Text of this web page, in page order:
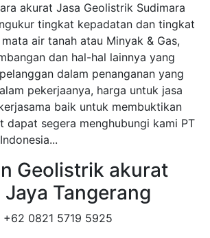
akurat Jasa Geolistrik Sudimara
tingkat kepadatan dan tingkat
air tanah atau Minyak & Gas,
dan hal-hal lainnya yang
dalam penanganan yang
pekerjaanya, harga untuk jasa
baik untuk membuktikan
dapat segera menghubungi kami PT
Geolistrik akurat
Tangerang
+62 0821 5719 5925